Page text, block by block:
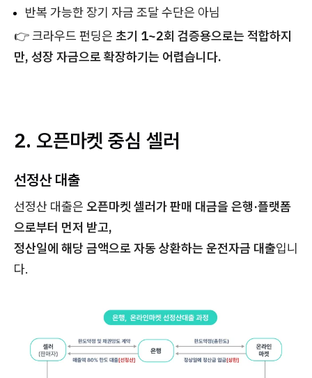
반복 가능한 장기 자금 조달 수단은 아님
👉 크라우드 펀딩은 초기 1~2회 검증용으로는 적합하지
만, 성장 자금으로 확장하기는 어렵습니다.
2. 오픈마켓 중심 셀러
선정산 대출
선정산 대출은 오픈마켓 셀러가 판매 대금을 은행·플랫폼
으로부터 먼저 받고,
정산일에 해당 금액으로 자동 상환하는 운전자금 대출입니
다.